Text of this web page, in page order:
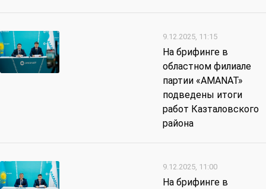
9.12.2025, 11:15
На брифинге в
областном филиале
партии «AMANAT»
подведены итоги
работ Казталовского
района
9.12.2025, 11:00
На брифинге в